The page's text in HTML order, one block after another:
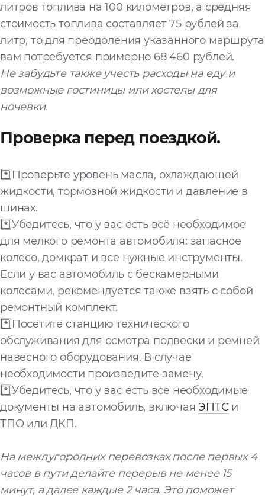
литров топлива на 100 километров, а средняя
стоимость топлива составляет 75 рублей за
литр, то для преодоления указанного маршрута
вам потребуется примерно 68 460 рублей.
Не забудьте также учесть расходы на еду и
возможные гостиницы или хостелы для
ночевки.
Проверка перед поездкой.
*️⃣Проверьте уровень масла, охлаждающей
жидкости, тормозной жидкости и давление в
шинах.
*️⃣Убедитесь, что у вас есть всё необходимое
для мелкого ремонта автомобиля: запасное
колесо, домкрат и все нужные инструменты.
Если у вас автомобиль с бескамерными
колёсами, рекомендуется также взять с собой
ремонтный комплект.
*️⃣Посетите станцию технического
обслуживания для осмотра подвески и ремней
навесного оборудования. В случае
необходимости произведите замену.
*️⃣Убедитесь, что у вас есть все необходимые
документы на автомобиль, включаяЭПТС и
ТПО или ДКП.
На междугородних перевозках после первых 4
часов в пути делайте перерыв не менее 15
минут, а далее каждые 2 часа. Это поможет